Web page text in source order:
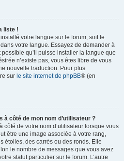
liste !
votre langue sur le forum, soit le
votre langue. Essayez de demander à
qu’il puisse installer la langue que
n’existe pas, vous êtes libre de vous
nouvelle traduction. Pour plus
sur le site internet de phpBB® (en
côté de mon nom d’utilisateur ?
côté de votre nom d’utilisateur lorsque vous
être une image associée à votre rang,
étoiles, des carrés ou des ronds. Elle
le nombre de messages que vous avez
statut particulier sur le forum. L’autre